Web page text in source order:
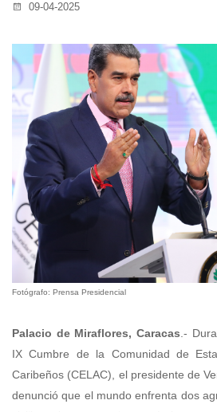
09-04-2025
Fotógrafo: Prensa Presidencial
Palacio de Miraflores, Caracas .-
IX Cumbre de la Comunidad de
Caribeños (CELAC), el presidente de
denunció que el mundo enfrenta dos